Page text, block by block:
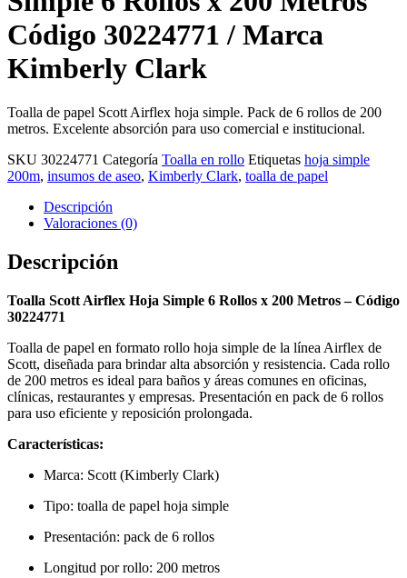
Código 30224771 / Marca
Kimberly Clark
Toalla de papel Scott Airflex hoja simple. Pack de 6 rollos de 200
metros. Excelente absorción para uso comercial e institucional.
SKU 30224771 Categoría Toalla en rollo Etiquetas hoja simple
200m, insumos de aseo, Kimberly Clark, toalla de papel
Descripción
Valoraciones (0)
Descripción
Toalla Scott Airflex Hoja Simple 6 Rollos x 200 Metros – Código
30224771
Toalla de papel en formato rollo hoja simple de la línea Airflex de
Scott, diseñada para brindar alta absorción y resistencia. Cada rollo
de 200 metros es ideal para baños y áreas comunes en oficinas,
clínicas, restaurantes y empresas. Presentación en pack de 6 rollos
para uso eficiente y reposición prolongada.
Características:
Marca: Scott (Kimberly Clark)
Tipo: toalla de papel hoja simple
Presentación: pack de 6 rollos
Longitud por rollo: 200 metros